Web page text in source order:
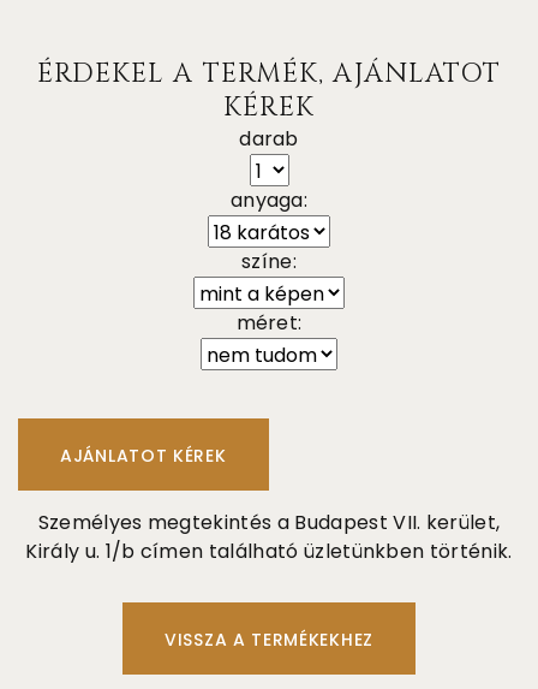
ÉRDEKEL A TERMÉK, AJÁNLATOT
KÉREK
darab
anyaga:
színe:
méret:
Személyes megtekintés a Budapest VII. kerület,
Király u. 1/b címen található üzletünkben történik.
VISSZA A TERMÉKEKHEZ